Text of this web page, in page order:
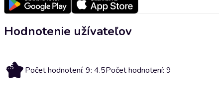
Hodnotenie užívateľov
4.5 Počet hodnotení: 9: 4.5Počet hodnotení: 9